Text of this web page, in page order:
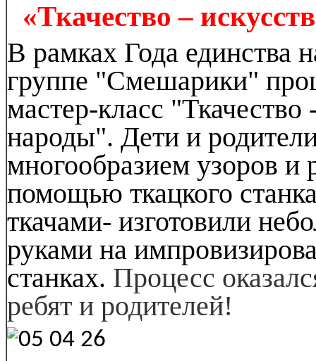
«Ткачество –
В рамках Года единства
группе "Смешарики"
мастер-класс
народы". Дети и
многообразием узоров и
помощью ткацкого
ткачами- изготовили
руками на
станках. Процесс
ребят и родителей!